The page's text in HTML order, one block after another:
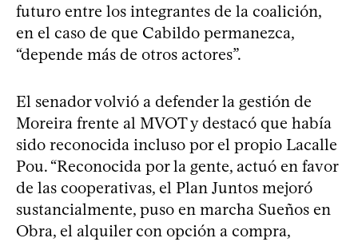
futuro entre los integrantes de la coalición,
en el caso de que Cabildo permanezca,
“depende más de otros actores”.
El senador volvió a defender la gestión de
Moreira frente al MVOT y destacó que había
sido reconocida incluso por el propio Lacalle
Pou. “Reconocida por la gente, actuó en favor
de las cooperativas, el Plan Juntos mejoró
sustancialmente, puso en marcha Sueños en
Obra, el alquiler con opción a compra,